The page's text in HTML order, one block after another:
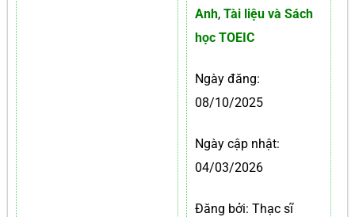
Anh, Tài liệu và Sách
học TOEIC
Ngày đăng:
08/10/2025
Ngày cập nhật:
04/03/2026
Đăng bởi: Thạc sĩ